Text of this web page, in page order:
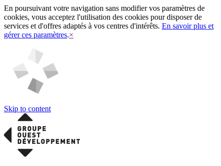
En poursuivant votre navigation sans modifier vos paramètres de
cookies, vous acceptez l'utilisation des cookies pour disposer de
services et d'offres adaptés à vos centres d'intérêts. En savoir plus et
gérer ces paramètres.×
Skip to content